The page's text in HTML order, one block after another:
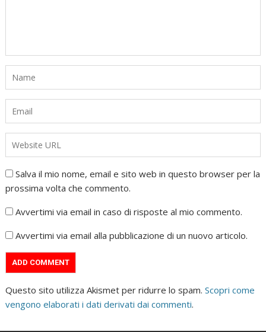
Salva il mio nome, email e sito web in questo browser per la
prossima volta che commento.
Avvertimi via email in caso di risposte al mio commento.
Avvertimi via email alla pubblicazione di un nuovo articolo.
Questo sito utilizza Akismet per ridurre lo spam.Scopri come
vengono elaborati i dati derivati dai commenti.